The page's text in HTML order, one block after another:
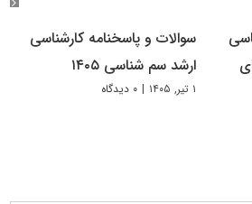
سوالات و پاسخنامه کارشناسی
ارشد سم شناسی ۱۴۰۵
۱ تیر, ۱۴۰۵ | ۰ دیدگاه